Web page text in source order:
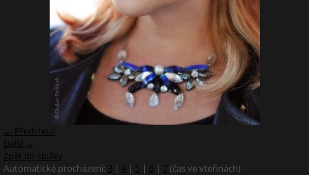
← Předchozí
Další →
Zpět do složky
Automatické procházení: 3 | 4 | 5 | 6 | 7 (čas ve vteřinách)